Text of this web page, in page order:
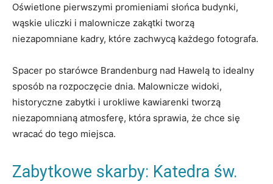
Oświetlone pierwszymi promieniami słońca budynki,
wąskie uliczki i malownicze zakątki tworzą
niezapomniane kadry, które zachwycą każdego fotografa.
Spacer po starówce Brandenburg nad Hawelą to idealny
sposób na rozpoczęcie dnia. Malownicze widoki,
historyczne zabytki i urokliwe kawiarenki tworzą
niezapomnianą atmosferę, która sprawia, że chce się
wracać do tego miejsca.
Zabytkowe skarby: Katedra św.